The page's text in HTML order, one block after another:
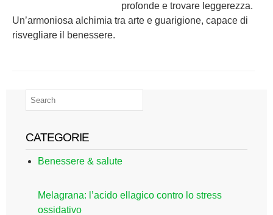
profonde e trovare leggerezza.
Un’armoniosa alchimia tra arte e guarigione, capace di
risvegliare il benessere.
CATEGORIE
Benessere & salute
Melagrana: l’acido ellagico contro lo stress
ossidativo